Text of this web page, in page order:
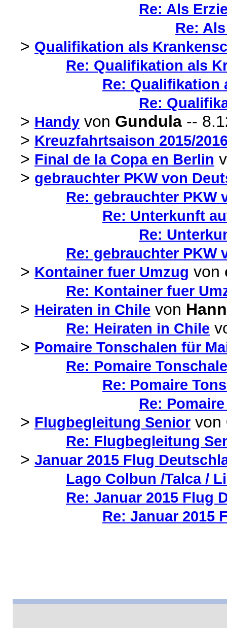
Re: Als
Re:
> Qualifikation als
Re: Qualifikation als
Re: Qualifikation
Re:
> Handy von Gundula --
> Kreuzfahrtsaison 2015/
> Final de la Copa en Berlin
> gebrauchter PKW von
Re: gebrauchter PKW
Re: Unterkunft
Re:
Re: gebrauchter PKW
> Kontainer fuer Umzug von
Re: Kontainer fuer
> Heiraten in Chile von
Re: Heiraten in Chile
> Pomaire Tonschalen für
Re: Pomaire
Re: Pomaire
Re:
> Flugbegleitung Senior von
Re: Flugbegleitung
> Januar 2015 Flug
Lago Colbun /Talca /
Re: Januar 2015 Flug
Re: Januar 2015